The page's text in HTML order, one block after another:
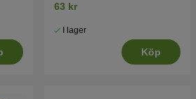
63 kr
I lager
Köp